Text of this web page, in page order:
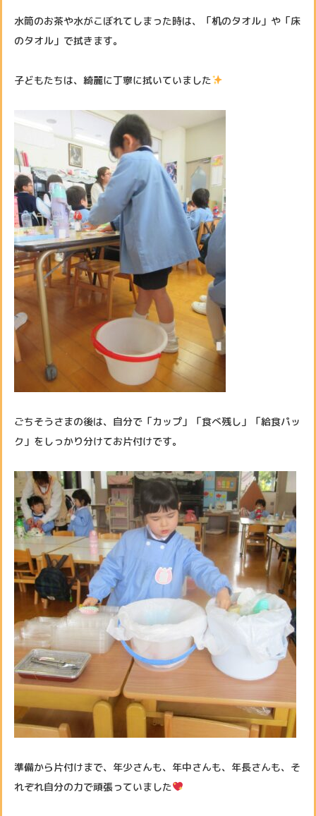
水筒のお茶や水がこぼれてしまった時は、「机のタオル」や「床
のタオル」で拭きます。
子どもたちは、綺麗に丁寧に拭いていました
ごちそうさまの後は、自分で「カップ」「食べ残し」「給食パッ
ク」をしっかり分けてお片付けです。
準備から片付けまで、年少さんも、年中さんも、年長さんも、そ
れぞれ自分の力で頑張っていました